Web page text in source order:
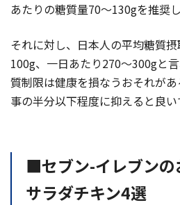
あたりの糖質量70～130gを推奨し
それに対し、日本人の平均糖質
100g、一日あたり270〜300gと
質制限は健康を損なうおそれが
事の半分以下程度に抑えると良
■セブン-イレブンの
サラダチキン4選